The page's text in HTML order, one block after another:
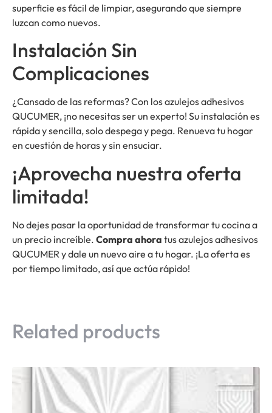
superficie es fácil de limpiar, asegurando que siempre
luzcan como nuevos.
Instalación Sin
Complicaciones
¿Cansado de las reformas? Con los azulejos adhesivos
QUCUMER, ¡no necesitas ser un experto! Su instalación es
rápida y sencilla, solo despega y pega. Renueva tu hogar
en cuestión de horas y sin ensuciar.
¡Aprovecha nuestra oferta
limitada!
No dejes pasar la oportunidad de transformar tu cocina a
un precio increíble. Compra ahora tus azulejos adhesivos
QUCUMER y dale un nuevo aire a tu hogar. ¡La oferta es
por tiempo limitado, así que actúa rápido!
Related products